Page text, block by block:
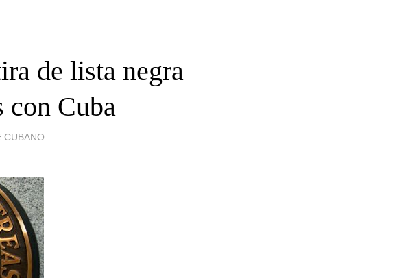
de lista negra
con Cuba
CUBANO